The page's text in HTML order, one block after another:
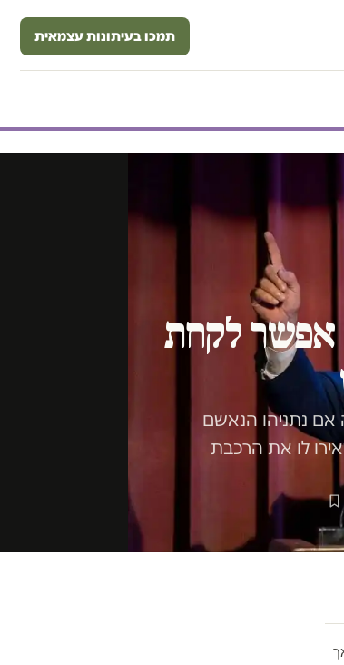
תמכו בעיתונות עצמאית
אפשר לקחת
אם נתניהו הנאשם
לו את הרכבת